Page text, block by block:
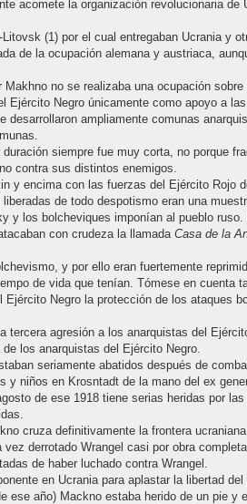
acomete la organización revolucionaria
(1) por el cual entregaban Ucrania y
de la ocupación alemana y austriaca,
no se realizaba una ocupación
Negro únicamente como apoyo a las
ampliamente comunas
siempre fue muy corta, no porque
contra sus distintos enemigos.
y encima con las fuerzas del Ejército Rojo
de todo despotismo eran una
los bolcheviques imponían al pueblo
con crudeza la llamada Casa de la
y por ello eran fuertemente
de vida que tenían. Tómese en cuenta
Negro la protección de los ataques
agresión a los anarquistas del
los anarquistas del Ejército Negro.
seriamente abatidos después de
niños en Krosntadt de la mano del ex
de ese 1918 tiene serias heridas por
cruza definitivamente la frontera
derrotado Wrangel casi por obra
de haber luchado contra Wrangel.
en Ucrania para aplastar la libertad
año) Mackno estaba herido de un pie